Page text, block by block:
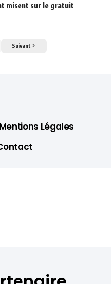
misent sur le gratuit
Suivant
Mentions Légales